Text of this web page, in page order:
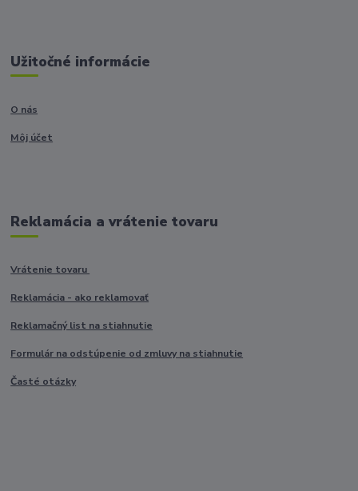
Užitočné informácie
O nás
Môj účet
Reklamácia a vrátenie tovaru
Vrátenie tovaru
Reklamácia - ako reklamovať
Reklamačný list na stiahnutie
Formulár na odstúpenie od zmluvy na stiahnutie
Časté otázky